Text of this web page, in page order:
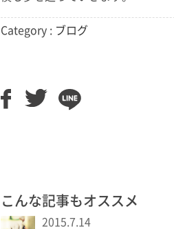
Category : ブログ
こんな記事もオススメ
2015.7.14